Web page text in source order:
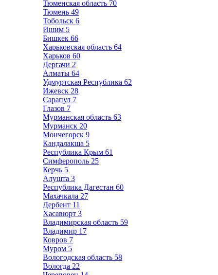
Тюменская область 70
Тюмень 49
Тобольск 6
Ишим 5
Бишкек 66
Харьковская область 64
Харьков 60
Дергачи 2
Алматы 64
Удмуртская Республика 62
Ижевск 28
Сарапул 7
Глазов 7
Мурманская область 63
Мурманск 20
Мончегорск 9
Кандалакша 5
Республика Крым 61
Симферополь 25
Керчь 5
Алушта 3
Республика Дагестан 60
Махачкала 27
Дербент 11
Хасавюрт 3
Владимирская область 59
Владимир 17
Ковров 7
Муром 5
Вологодская область 58
Вологда 22